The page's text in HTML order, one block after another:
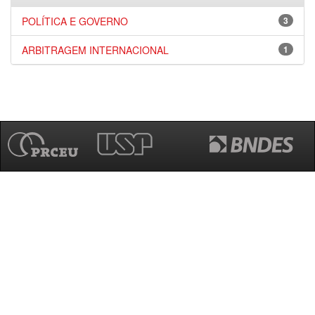
3
POLÍTICA E GOVERNO
1
ARBITRAGEM INTERNACIONAL